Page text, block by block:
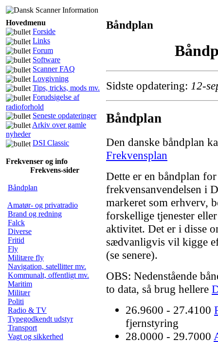
Hovedmenu
Forside
Links
Forum
Software
Scanner FAQ
Lovgivning
Tips, tricks, mods mv.
Forudsigelse af
radioforhold
Seneste opdateringer
Arkiv over gamle
nyheder
DSI Classic
Frekvenser og info
Frekvens-sider
Båndplan
Amatør- og privatradio
Brand og redning
Falck
Diverse
Fritid
Fly
Militære fly
Navigation, satellitter mv.
Kommunalt, offentligt mv.
Maritim
Militær
Politi
Radio & TV
Typegodkendt udstyr
Transport
Vagt og sikkerhed
Båndplan
Sidste opdatering: 12-
Båndplan
Den danske båndplan
Frekvensplan
Dette er en båndplan for
frekvensanvendelsen i
markeret som erhverv,
forskellige tjenester
aktivitet. Det er i disse
sædvanligvis vil kigge
(se senere).
OBS: Nedenstående
to data, så brug hellere
26.9600 - 27.4100
fjernstyring
28.0000 - 29.7000